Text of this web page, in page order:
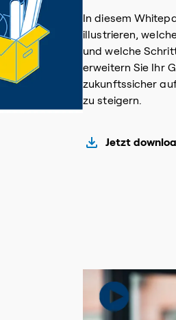
In diesem
illustrieren,
und welche
erweitern Sie Ihr
zukunftssicher
zu steigern.
Jetzt